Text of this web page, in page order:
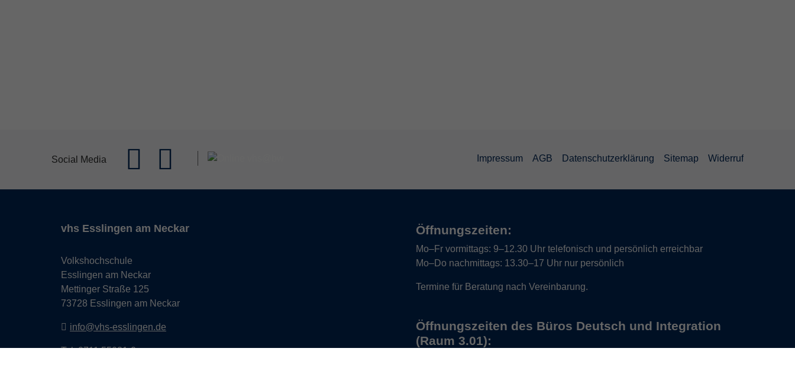
Social Media Impressum AGB Datenschutzerklärung Sitemap Widerruf
vhs Esslingen am Neckar
Volkshochschule
Esslingen am Neckar
Mettinger Straße 125
73728 Esslingen am Neckar
info@vhs-esslingen.de
Tel: 0711 55021-0
Öffnungszeiten:
Mo–Fr vormittags: 9–12.30 Uhr telefonisch und persönlich erreichbar
Mo–Do nachmittags: 13.30–17 Uhr nur persönlich
Termine für Beratung nach Vereinbarung.
Öffnungszeiten des Büros Deutsch und Integration
(Raum 3.01):